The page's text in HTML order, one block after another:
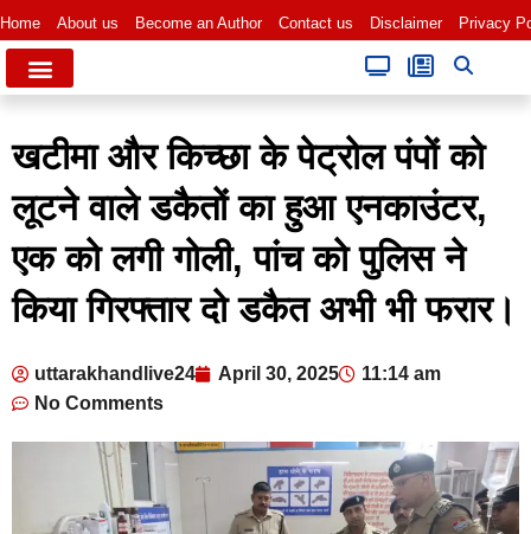
Home About us Become an Author Contact us Disclaimer Privacy
खटीमा और किच्छा के पेट्रोल पंपों को
लूटने वाले डकैतों का हुआ एनकाउंटर,
एक को लगी गोली, पांच को पुलिस ने
किया गिरफ्तार दो डकैत अभी भी फरार।
uttarakhandlive24 April 30, 2025
11:14 am
No Comments